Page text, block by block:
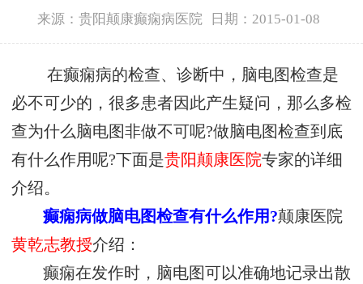
来源：贵阳颠康癫痫病医院 日期：2015-01-08
在癫痫病的检查、诊断中，脑电图检查是
必不可少的，很多患者因此产生疑问，那么多检
查为什么脑电图非做不可呢?做脑电图检查到底
有什么作用呢?下面是贵阳颠康医院专家的详细
介绍。
癫痫病做脑电图检查有什么作用?颠康医院
黄乾志教授介绍：
癫痫在发作时，脑电图可以准确地记录出散